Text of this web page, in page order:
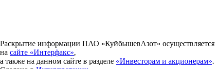
Раскрытие информации ПАО «КуйбышевАзот» осуществляется
на сайте «Интерфакс»,
а также на данном сайте в разделе «Инвесторам и акционерам».